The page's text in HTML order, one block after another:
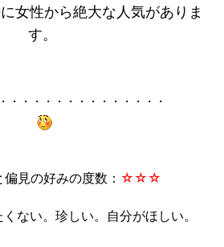
女性から絶大な人気がありま
す。
・・・・・・・・・・・・・・
見の好みの度数： ☆ ☆ ☆
ない。珍しい。自分がほしい。